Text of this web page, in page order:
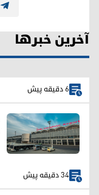
آخرین خبرها
6 دقیقه پیش
34 دقیقه پیش